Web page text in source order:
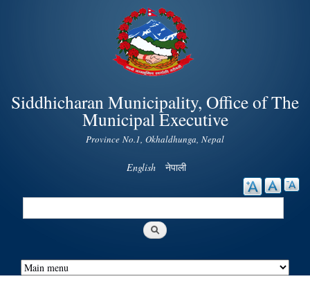
Skip to
main
content
Siddhicharan Municipality, Office of The
Municipal Executive
Province No.1, Okhaldhunga, Nepal
English नेपाली
Search